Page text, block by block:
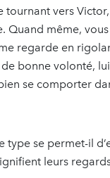
tournant vers
Quand même, vous
regarde en
bonne volonté,
se comporter
type se permet-il
leurs